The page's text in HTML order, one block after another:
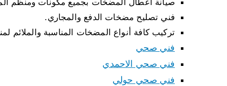
صيانة أعطال المضخات بجميع مكونات ومنظم
فني تصليح مضخات الدفع والمجاري.
تركيب كافة أنواع المضخات المناسبة والملائم
فني صحي
فني صحي الاحمدي
فني صحي حولي